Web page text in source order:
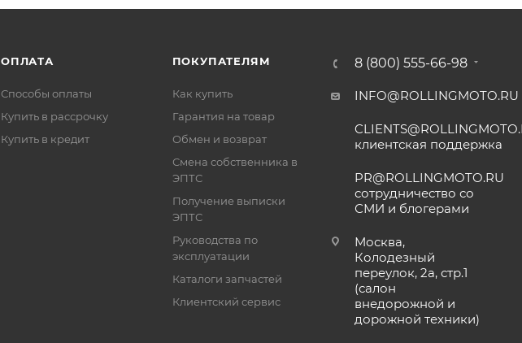
ОПЛАТА
Способы оплаты
Купить в рассрочку
Купить в кредит
ПОКУПАТЕЛЯМ
Как купить
Гарантия на товар
Обмен и возврат
Смена собственника в
ЭПТС
Получение выписки
ЭПТС
Руководства по
эксплуатации
Каталоги запчастей
Клиентский сервис
8 (800) 555-66-98
INFO@ROLLINGMOTO.RU
клиентская поддержка
PR@ROLLINGMOTO.RU
сотрудничество со
СМИ и блогерами
Москва,
Колодезный
переулок, 2а, стр.1
(салон
внедорожной и
дорожной техники)